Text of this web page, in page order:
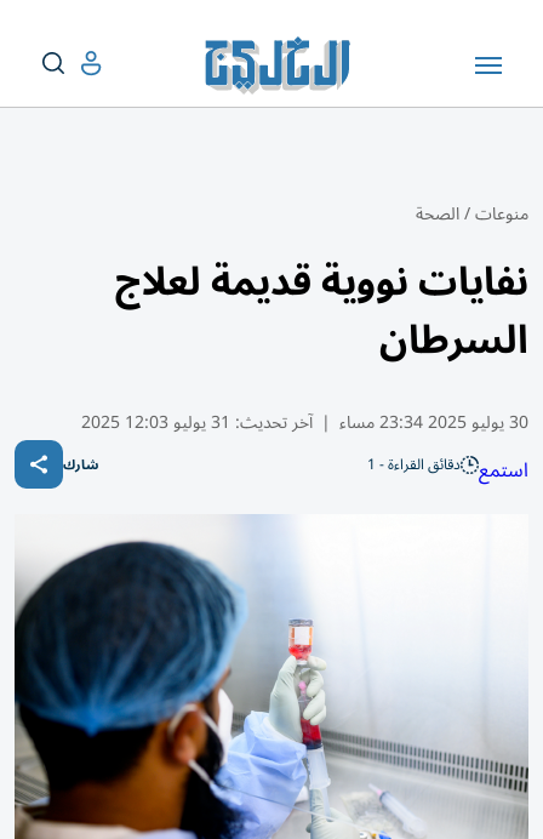
منوعات/الصحة
نفايات نووية قديمة لعلاج
السرطان
30 يوليو 2025 23:34 مساء | آخر تحديث: 31 يوليو 12:03 2025
استمع دقائق القراءة - 1 شارك